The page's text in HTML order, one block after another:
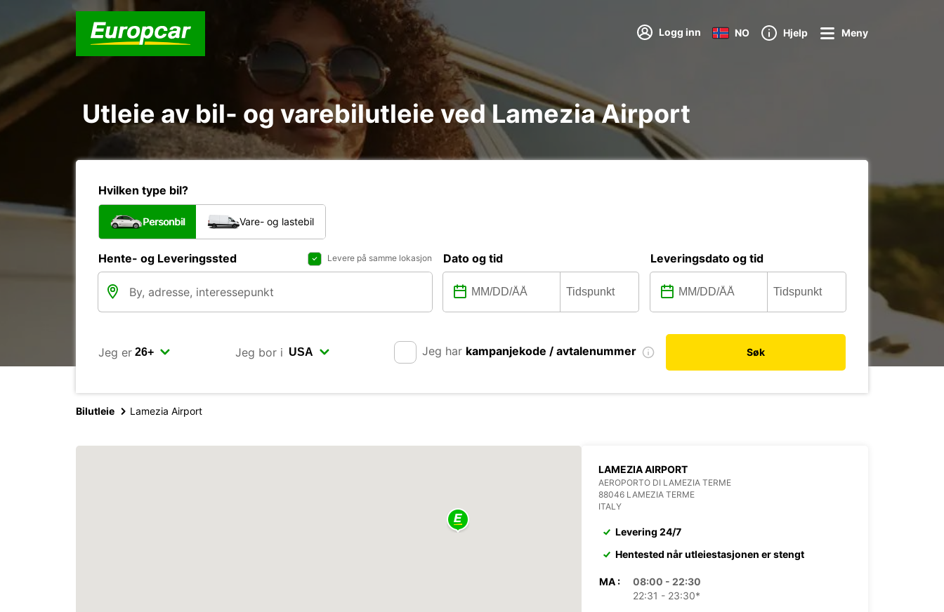
Logg inn NO Hjelp Meny
Utleie av bil- og varebilutleie ved Lamezia Airport
Hvilken type bil?
Personbil Vare- og lastebil
Hente- og Leveringssted Levere på samme lokasjon Dato og tid Leveringsdato og tid
Jeg er Jeg bor i Jeg har kampanjekode / avtalenummer Søk
Bilutleie Lamezia Airport
LAMEZIA AIRPORT
AEROPORTO DI LAMEZIA TERME
88046 LAMEZIA TERME
ITALY
Levering 24/7
Hentested når utleiestasjonen er stengt
MA :
08:00 - 22:30
22:31 - 23:30*